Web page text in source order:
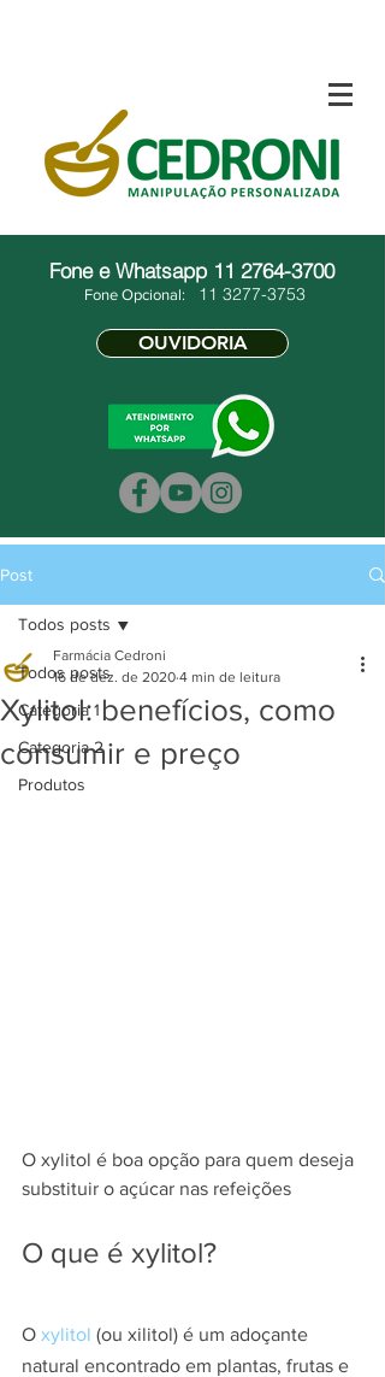
Fone e Whatsapp 11 2764-3700
Fone Opcional: 11 3277-3753
OUVIDORIA
Post
Todos posts
Categoria 1
Categoria 2
Produtos
Todos posts
Xylitol: benefícios, como
consumir e preço
Farmácia Cedroni
16 de dez. de 2020 4 min de leitura
O xylitol é boa opção para quem deseja
substituir o açúcar nas refeições
O que é xylitol?
O xylitol (ou xilitol) é um adoçante
natural encontrado em plantas, frutas e